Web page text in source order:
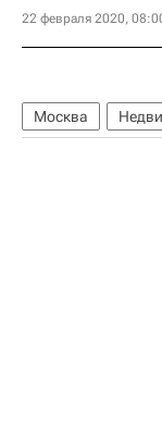
22 февраля 2020,
Москва